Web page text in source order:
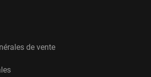
de vente